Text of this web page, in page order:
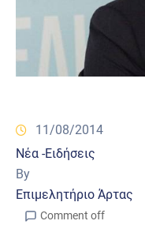
11/08/2014
Νέα -Ειδήσεις
By
Επιμελητήριο Άρτας
Comment off